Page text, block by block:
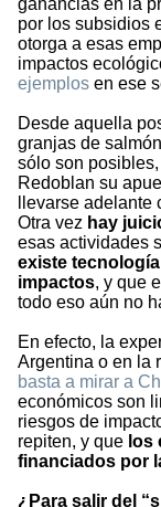
ganancias en la
por los subsidios
otorga a esas
impactos
ejemplos en ese
Desde aquella
granjas de
sólo son posibles,
Redoblan su
llevarse adelante
Otra vez hay
esas actividades
existe
impactos, y que
todo eso aún no
En efecto, la
Argentina o en la
basta a mirar a
económicos son
riesgos de
repiten, y que los
financiados por
¿Para salir del